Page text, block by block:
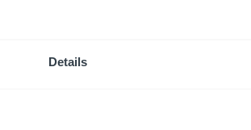
Details
Hotels runter.